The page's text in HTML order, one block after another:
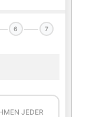
6 7
JEDER